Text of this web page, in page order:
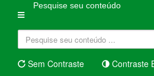
Pesquise seu conteúdo
Sem Contraste Contraste